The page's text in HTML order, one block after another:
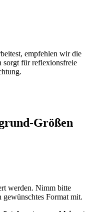
empfehlen wir die
sorgt für reflexionsfreie
Größen
werden. Nimm bitte
Format mit.